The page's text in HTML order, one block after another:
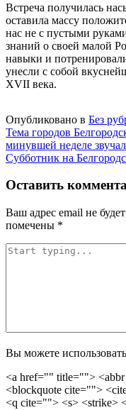
Встреча получилась
оставила массу
нас не с пустыми
знаний о своей малой
навыки и
унесли с собой
XVII века.
Опубликовано в Без
Навигация
по
Тема городов
минувшей неделе
Субботник на
Оставить
Ваш адрес email не
помечены *
Вы можете
<a href="" title="">
<blockquote cite="">
<q cite=""> <s> <strike>